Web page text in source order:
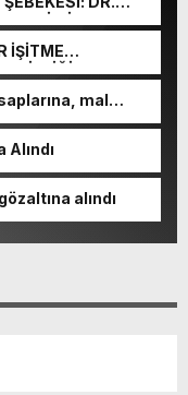
SGK
İŞİTME
mal
alındı